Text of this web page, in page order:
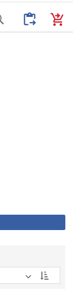
Mój
Moje
Search
kierunek